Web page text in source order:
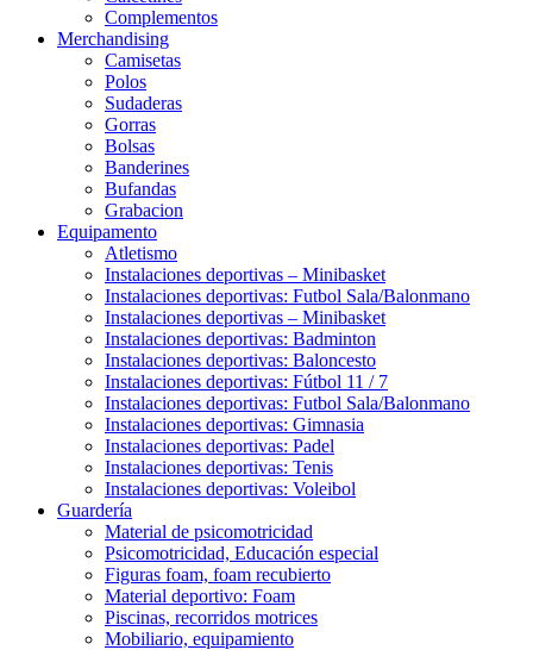
Complementos
Merchandising
Camisetas
Polos
Sudaderas
Gorras
Bolsas
Banderines
Bufandas
Grabacion
Equipamento
Atletismo
Instalaciones deportivas – Minibasket
Instalaciones deportivas: Futbol Sala/Balonmano
Instalaciones deportivas – Minibasket
Instalaciones deportivas: Badminton
Instalaciones deportivas: Baloncesto
Instalaciones deportivas: Fútbol 11 / 7
Instalaciones deportivas: Futbol Sala/Balonmano
Instalaciones deportivas: Gimnasia
Instalaciones deportivas: Padel
Instalaciones deportivas: Tenis
Instalaciones deportivas: Voleibol
Guardería
Material de psicomotricidad
Psicomotricidad, Educación especial
Figuras foam, foam recubierto
Material deportivo: Foam
Piscinas, recorridos motrices
Mobiliario, equipamiento